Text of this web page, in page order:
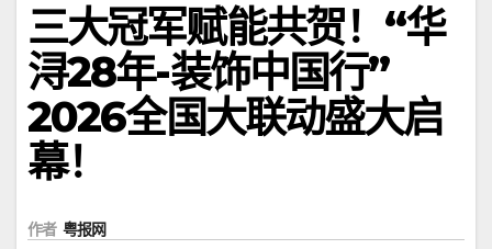
三大冠军赋能共贺！“华
浔28年-装饰中国行”
2026全国大联动盛大启
幕！
作者 粤报网